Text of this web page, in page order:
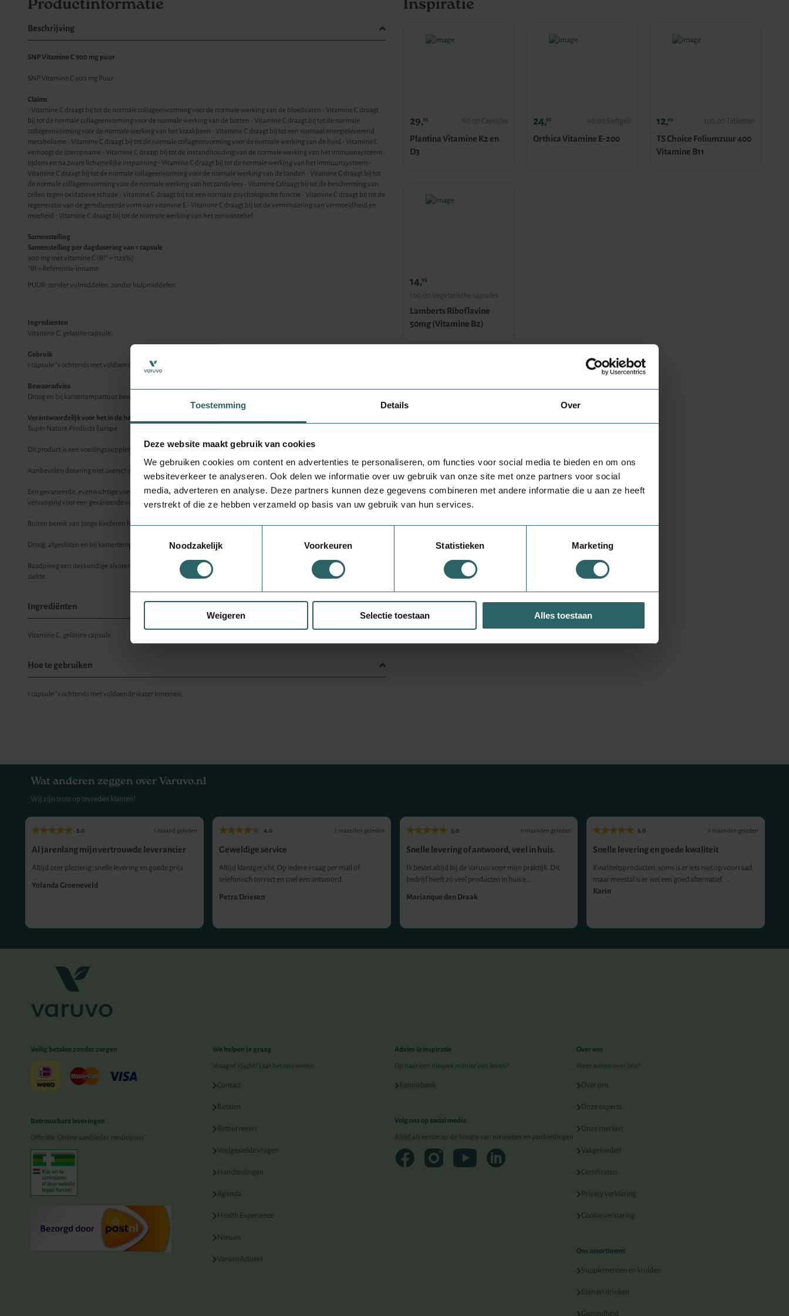
Toestemming Details Over
Deze website maakt gebruik van cookies
We gebruiken cookies om content en advertenties te personaliseren, om functies voor social media te bieden en om ons
websiteverkeer te analyseren. Ook delen we informatie over uw gebruik van onze site met onze partners voor social
media, adverteren en analyse. Deze partners kunnen deze gegevens combineren met andere informatie die u aan ze heeft
verstrekt of die ze hebben verzameld op basis van uw gebruik van hun services.
Noodzakelijk
Voorkeuren Statistieken Marketing
Weigeren Selectie toestaan Alles toestaan
Productinformatie
Beschrijving
SNP Vitamine C 900 mg puur
SNP Vitamine C 900 mg Puur
Claims
- Vitamine C draagt bij tot de normale collageenvorming voor de normale werking van de bloedvaten - Vitamine C draagt
bij tot de normale collageenvorming voor de normale werking van de botten - Vitamine C draagt bij tot de normale
collageenvorming voor de normale werking van het kraakbeen - Vitamine C draagt bij tot een normaal energieleverend
metabolisme - Vitamine C draagt bij tot de normale collageenvorming voor de normale werking van de huid - Vitamine C
verhoogt de ijzeropname - Vitamine C draagt bij tot de instandhouding van de normale werking van het immuunsysteem
tijdens en na zware lichamelijke inspanning - Vitamine C draagt bij tot de normale werking van het immuunsysteem -
Vitamine C draagt bij tot de normale collageenvorming voor de normale werking van de tanden - Vitamine C draagt bij tot
de normale collageenvorming voor de normale werking van het tandvlees - Vitamine Cdraagt bij tot de bescherming van
cellen tegen oxidatieve schade - Vitamine C draagt bij tot een normale psychologische functie - Vitamine C draagt bij tot de
regeneratie van de gereduceerde vorm van vitamine E - Vitamine C draagt bij tot de vermindering van vermoeidheid en
moeheid - Vitamine C draagt bij tot de normale werking van het zenuwstelsel
Samenstelling
Samenstelling per dagdosering van 1 capsule
900 mg met vitamine C (RI* = 1125%)
*RI = Referentie-inname.
PUUR: zonder vulmiddelen, zonder hulpmiddelen.
Ingredienten
Vitamine C, gelatine capsule.
Gebruik
1 capsule "s ochtends met voldoende water innemen.
Bewaaradvies
Droog en bij kamertempartuur bewaren.
Verantwoordelijk voor het in de handel brengen
Super Nature Products Europe
Dit product is een voedingssupplement.
Aanbevolen dosering niet overschrijden.
Een gevarieerde, evenwichtige voeding en een gezonde levensstijl zijn belangrijk. Een voedingssupplement is geen
vervanging voor een gevarieerde voeding.
Buiten bereik van jonge kinderen houden.
Droog, afgesloten en bij kamertemperatuur bewaren, tenzij anders geadviseerd op het etiket.
Raadpleeg een deskundige alvorens supplementen te gebruiken in geval van zwangerschap, lactatie, medicijngebruik en
ziekte.
Ingrediënten
Vitamine C, gelatine capsule.
Hoe te gebruiken
1 capsule "s ochtends met voldoende water innemen.
Inspiratie
Plantina Vitamine K2 en
D3
29,95 60.00 Capsules
Orthica Vitamine E-200
24,50 90.00 Softgels
TS Choice Foliumzuur 400
Vitamine B11
12,49 100.00 Tabletten
Lamberts Riboflavine
50mg (Vitamine B2)
14,95
100.00 Vegetarische capsules
Wat anderen zeggen over Varuvo.nl
Wij zijn trots op tevreden klanten!
5.0 1 maand geleden
Al jarenlang mijn vertrouwde leverancier
Altijd zeer plezierig, snelle levering en goede prijs
Yolanda Groeneveld
4.0 2 maanden geleden
Geweldige service
Altijd klantgericht. Op iedere vraag per mail of
telefonisch correct en snel een antwoord.
Petra Driesen
5.0 6 maanden geleden
Snelle levering of antwoord, veel in huis.
Ik bestel altijd bij de Varuvo voor mijn praktijk. Dit
bedrijf heeft zó veel producten in huis e...
Marianque den Draak
5.0 6 maanden geleden
Snelle levering en goede kwaliteit
Kwaliteitsproducten, soms is er iets niet op voorraad,
maar meestal is er wel een goed alternatief. ...
Karin
Veilig betalen zonder zorgen
Betrouwbare leveringen
Officiële 'Online aanbieder medicijnen'
We helpen je graag
Vraag of klacht? Laat het ons weten
Contact
Betalen
Retourneren
Veelgestelde vragen
Handleidingen
Agenda
Health Experience
Nieuws
VaruvoActueel
Advies & inspiratie
Op naar een nieuwe manier van leven?
Kennisbank
Volg ons op social media
Altijd als eerste op de hoogte van nieuwtjes en aanbiedingen
Over ons
Meer weten over ons?
Over ons
Onze experts
Onze merken
Vakgebieden
Certificaten
Privacy verklaring
Cookie verklaring
Ons assortiment
Supplementen en kruiden
Eten en drinken
Gezondheid